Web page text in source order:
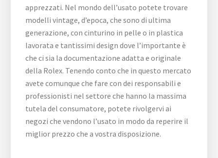
apprezzati. Nel mondo dell’usato potete trovare
modelli vintage, d’epoca, che sono di ultima
generazione, con cinturino in pelle o in plastica
lavorata e tantissimi design dove l’importante è
che ci sia la documentazione adatta e originale
della Rolex. Tenendo conto che in questo mercato
avete comunque che fare con dei responsabili e
professionisti nel settore che hanno la massima
tutela del consumatore, potete rivolgervi ai
negozi che vendono l’usato in modo da reperire il
miglior prezzo che a vostra disposizione.